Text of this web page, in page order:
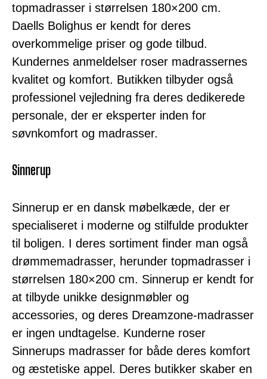
topmadrasser i størrelsen 180×200 cm.
Daells Bolighus er kendt for deres
overkommelige priser og gode tilbud.
Kundernes anmeldelser roser madrassernes
kvalitet og komfort. Butikken tilbyder også
professionel vejledning fra deres dedikerede
personale, der er eksperter inden for
søvnkomfort og madrasser.
Sinnerup
Sinnerup er en dansk møbelkæde, der er
specialiseret i moderne og stilfulde produkter
til boligen. I deres sortiment finder man også
drømmemadrasser, herunder topmadrasser i
størrelsen 180×200 cm. Sinnerup er kendt for
at tilbyde unikke designmøbler og
accessories, og deres Dreamzone-madrasser
er ingen undtagelse. Kunderne roser
Sinnerups madrasser for både deres komfort
og æstetiske appel. Deres butikker skaber en